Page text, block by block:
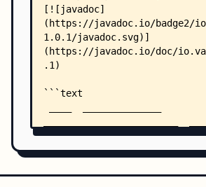
│   │   │
│   │   │
│   │   │
│   │   │
│   │   │
│   │   │
│   │   │
│   │   │
│   │   │